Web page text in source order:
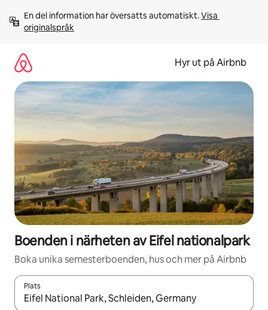
innehåll
En del information har översatts automatiskt. Visa
originalspråk
Hyr ut på Airbnb
Boenden i närheten av Eifel nationalpark
Boka unika semesterboenden, hus och mer på Airbnb
Plats
När resultaten är tillgängliga kan du navigera med upp- och